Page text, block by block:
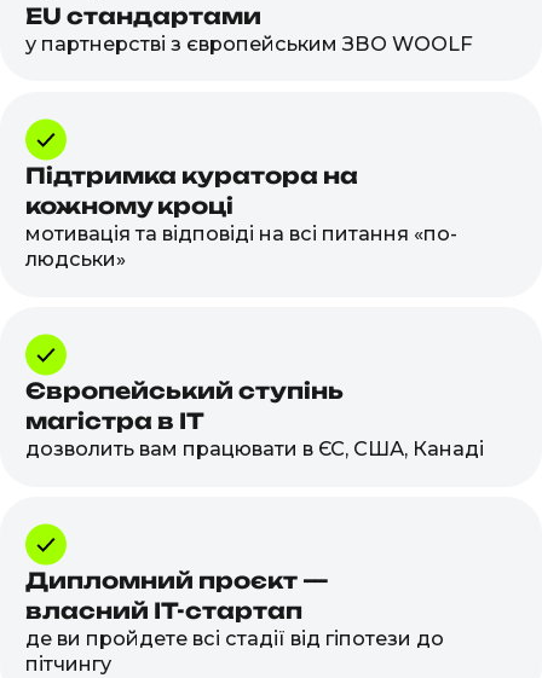
EU стандартами
у партнерстві з європейським ЗВО WOOLF
Підтримка куратора на
кожному кроці
мотивація та відповіді на всі питання «по-
людськи»
Європейський ступінь
магістра в IT
дозволить вам працювати в ЄС, США, Канаді
Дипломний проєкт —
власний IT-стартап
де ви пройдете всі стадії від гіпотези до
пітчингу